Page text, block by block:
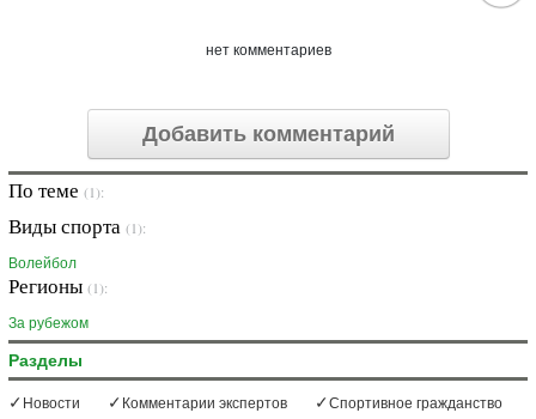
нет комментариев
Добавить комментарий
По теме (1):
Виды спорта (1):
Волейбол
Регионы (1):
За рубежом
Разделы
Новости Комментарии экспертов
Спортивное гражданство